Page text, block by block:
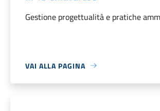
Gestione progettualità e pratiche
VAI ALLA PAGINA